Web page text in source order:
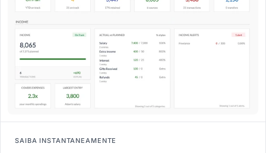
SAIBA INSTANTANEAMENTE